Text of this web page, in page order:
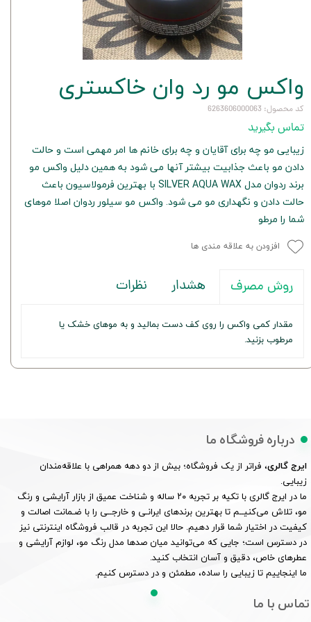
واکس مو رد وان خاکستری
کد محصول: 6263606000063
تماس بگیرید
زیبایی مو چه برای آقایان و چه برای خانم ها امر مهمی است و حالت
دادن مو باعث جذابیت بیشتر آنها می شود به همین دلیل واکس مو
برند ردوان مدل SILVER AQUA WAX با بهترین فرمولاسیون باعث
حالت دادن و نگهداری مو می شود. واکس مو سیلور ردوان اصلا موهای
شما را مرطو
افزودن به علاقه مندی ها
روش مصرف هشدار نظرات
مقدار کمی واکس را روی کف دست بمالید و به موهای خشک یا
مرطوب بزنید.
درباره فروشگاه ما
ایرج گالری، فراتر از یک فروشگاه؛ بیش از دو دهه همراهی با علاقه‌مندان
زیبایی.
ما در ایرج گالری با تکیه بر تجربه ۲۰ ساله و شناخت عمیق از بازار آرایشی و رنگ
مو، تلاش می‌کنیــم تا بهترین برندهای ایرانـی و خارجــی را با ضـمانت اصالت و
کیفیت در اختیار شما قرار دهیم. حالا این تجربه در قالب فروشگاه اینترنتی نیز
در دسترس است؛ جایی که می‌توانید میان صدها مدل رنگ مو، لوازم آرایشی و
عطرهای خاص، دقیق و آسان انتخاب کنید.
ما اینجاییم تا زیبایی را ساده، مطمئن و در دسترس کنیم.
تماس با ما